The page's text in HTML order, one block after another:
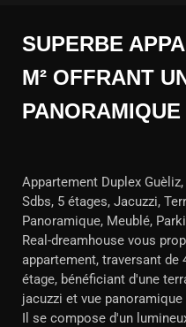
SUPERBE
M² OFFRANT
PANORAMIQUE
Appartement Duplex
Sdbs, 5 étages, Jacuzzi,
Panoramique, Meublé,
Real-dreamhouse vous
appartement, traversant de
étage, bénéficiant d'une
jacuzzi et vue
Il se compose d'un